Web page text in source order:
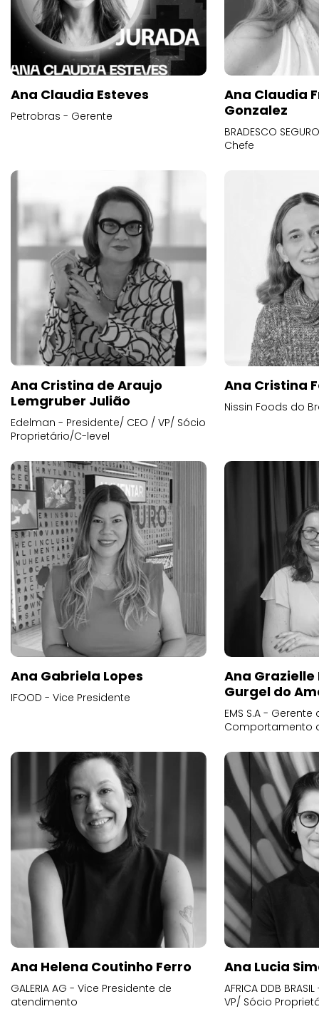
Ana Claudia Esteves
Petrobras - Gerente
Ana Claudia
Gonzalez
BRADESCO
Chefe
Ana Cristina de Araujo
Lemgruber Julião
Edelman - Presidente/ CEO / VP/ Sócio
Proprietário/C-level
Ana Cristina
Nissin Foods do
Ana Gabriela Lopes
IFOOD - Vice Presidente
Ana
Gurgel do
EMS S.A -
Comportamento
Ana Helena Coutinho Ferro
GALERIA AG - Vice Presidente de
atendimento
Ana Lucia
AFRICA DDB
VP/ Sócio